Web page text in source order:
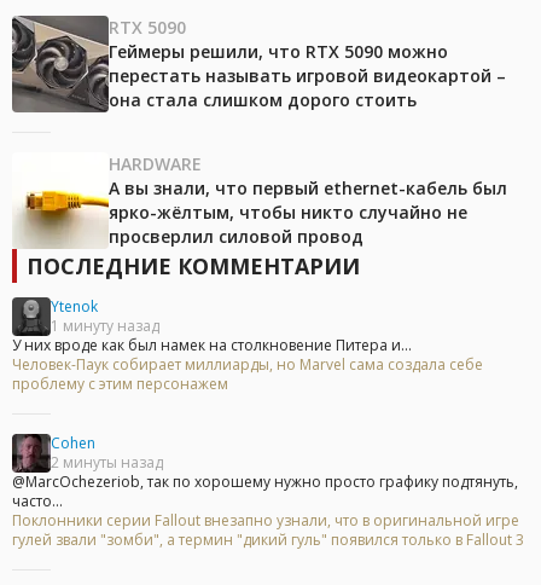
RTX 5090
Геймеры решили, что RTX 5090 можно
перестать называть игровой видеокартой –
она стала слишком дорого стоить
HARDWARE
А вы знали, что первый ethernet-кабель был
ярко-жёлтым, чтобы никто случайно не
просверлил силовой провод
ПОСЛЕДНИЕ КОММЕНТАРИИ
Ytenok
1 минуту назад
У них вроде как был намек на столкновение Питера и...
Человек-Паук собирает миллиарды, но Marvel сама создала себе
проблему с этим персонажем
Cohen
2 минуты назад
@MarcOchezeriob, так по хорошему нужно просто графику подтянуть,
часто...
Поклонники серии Fallout внезапно узнали, что в оригинальной игре
гулей звали "зомби", а термин "дикий гуль" появился только в Fallout 3